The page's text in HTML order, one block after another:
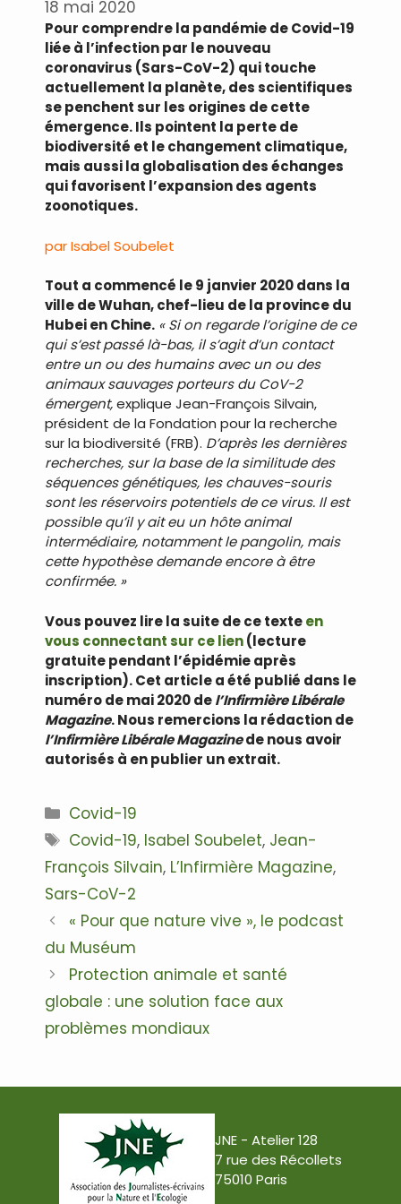
18 mai 2020
Pour comprendre la pandémie de Covid-19
liée à l’infection par le nouveau
coronavirus (Sars-CoV-2) qui touche
actuellement la planète, des scientifiques
se penchent sur les origines de cette
émergence. Ils pointent la perte de
biodiversité et le changement climatique,
mais aussi la globalisation des échanges
qui favorisent l’expansion des agents
zoonotiques.
par Isabel Soubelet
Tout a commencé le 9 janvier 2020 dans la
ville de Wuhan, chef-lieu de la province du
Hubei en Chine. « Si on regarde l’origine de ce
qui s’est passé là-bas, il s’agit d’un contact
entre un ou des humains avec un ou des
animaux sauvages porteurs du CoV-2
émergent,explique Jean-François Silvain,
président de la Fondation pour la recherche
sur la biodiversité (FRB). D’après les dernières
recherches, sur la base de la similitude des
séquences génétiques, les chauves-souris
sont les réservoirs potentiels de ce virus. Il est
possible qu’il y ait eu un hôte animal
intermédiaire, notamment le pangolin, mais
cette hypothèse demande encore à être
confirmée. »
Vous pouvez lire la suite de ce texteen
vous connectant sur ce lien(lecture
gratuite pendant l’épidémie après
inscription). Cet article a été publié dans le
numéro de mai 2020 del’Infirmière Libérale
Magazine. Nous remercions la rédaction de
l’Infirmière Libérale Magazinede nous avoir
autorisés à en publier un extrait.
Catégories
Covid-19
Étiquettes
Covid-19, Isabel Soubelet, Jean-
François Silvain, L’Infirmière Magazine,
Sars-CoV-2
Navigation
des
« Pour que nature vive », le podcast
du Muséum
Protection animale et santé
globale : une solution face aux
problèmes mondiaux
JNE - Atelier 128
7 rue des Récollets
75010 Paris